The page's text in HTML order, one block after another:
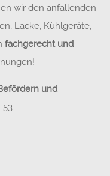
wir den anfallenden
Lacke, Kühlgeräte,
fachgerecht und
und
53